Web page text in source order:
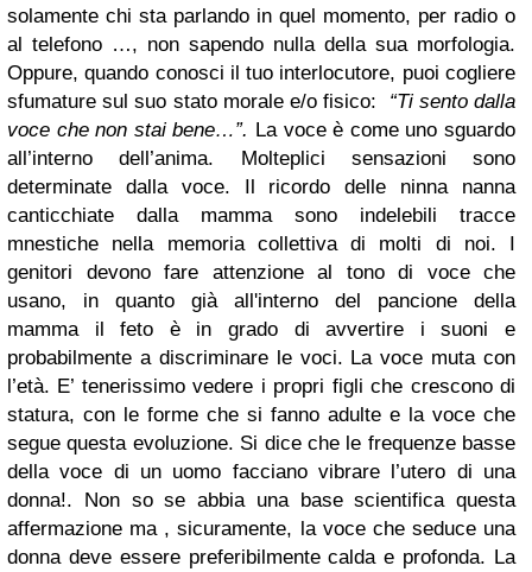
solamente chi sta parlando in quel momento, per radio o
al telefono …, non sapendo nulla della sua morfologia.
Oppure, quando conosci il tuo interlocutore, puoi cogliere
sfumature sul suo stato morale e/o fisico: “Ti sento dalla
voce che non stai bene…”. La voce è come uno sguardo
all’interno dell’anima. Molteplici sensazioni sono
determinate dalla voce. Il ricordo delle ninna nanna
canticchiate dalla mamma sono indelebili tracce
mnestiche nella memoria collettiva di molti di noi. I
genitori devono fare attenzione al tono di voce che
usano, in quanto già all'interno del pancione della
mamma il feto è in grado di avvertire i suoni e
probabilmente a discriminare le voci. La voce muta con
l’età. E’ tenerissimo vedere i propri figli che crescono di
statura, con le forme che si fanno adulte e la voce che
segue questa evoluzione. Si dice che le frequenze basse
della voce di un uomo facciano vibrare l’utero di una
donna!. Non so se abbia una base scientifica questa
affermazione ma , sicuramente, la voce che seduce una
donna deve essere preferibilmente calda e profonda. La